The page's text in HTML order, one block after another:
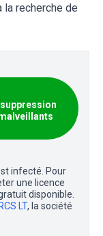
recherche de
infecté. Pour
une licence
disponible.
RCS LT, la société